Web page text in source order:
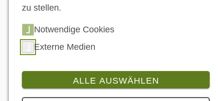
Yamaha beliefert seine Kunden für OEM-E-Bike-
zu stellen.
Notwendige Cookies
Externe Medien
ALLE AUSWÄHLEN